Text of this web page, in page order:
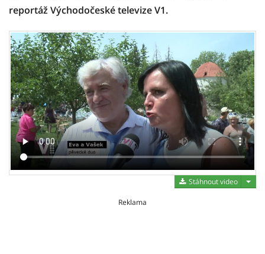
reportáž Východočeské televize V1.
Stáhnout video
Reklama